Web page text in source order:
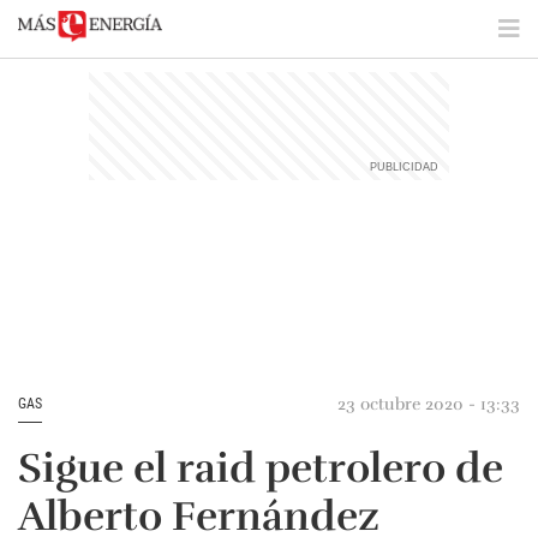
GAS 23 octubre 2020 - 13:33
Sigue el raid petrolero de
Alberto Fernández